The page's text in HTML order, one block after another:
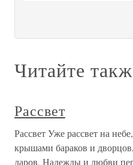
Читайте
Рассвет
Рассвет Уже рассвет на
крышами бараков и
даров, Надежды и любви